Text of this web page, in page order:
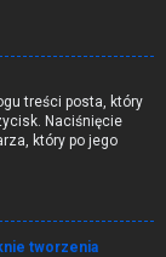
treści posta, który
Naciśnięcie
który po jego
tworzenia